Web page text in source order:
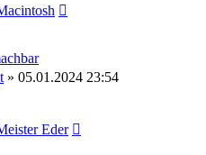
» 05.01.2024 23:54
Eder